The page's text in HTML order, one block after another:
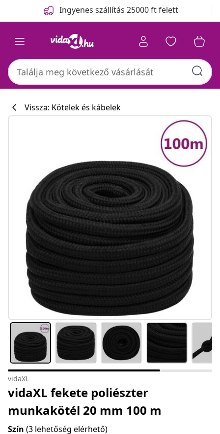
Ingyenes szállítás 25000 ft felett
Vissza: Kötelek és kábelek
vidaXL
vidaXL fekete poliészter
munkakötél 20 mm 100 m
Szín (3 lehetőség elérhető)